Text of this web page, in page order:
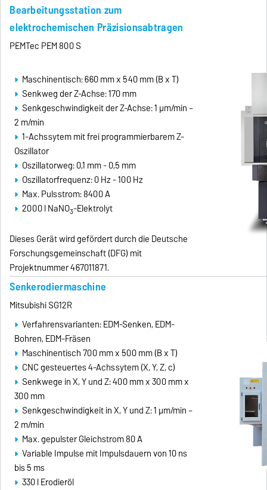
Bearbeitungsstation zum
elektrochemischen Präzisionsabtragen
PEMTec PEM 800 S
Maschinentisch: 660 mm x 540 mm (B x T)
Senkweg der Z-Achse: 170 mm
Senkgeschwindigkeit der Z-Achse: 1 µm/min –
2 m/min
1-Achssytem mit frei programmierbarem Z-
Oszillator
Oszillatorweg: 0,1 mm - 0,5 mm
Oszillatorfrequenz: 0 Hz - 100 Hz
Max. Pulsstrom: 8400 A
2000 l NaNO3-Elektrolyt
Dieses Gerät wird gefördert durch die Deutsche
Forschungsgemeinschaft (DFG) mit
Projektnummer 467011871.
Senkerodiermaschine
Mitsubishi SG12R
Verfahrensvarianten: EDM-Senken, EDM-
Bohren, EDM-Fräsen
Maschinentisch 700 mm x 500 mm (B x T)
CNC gesteuertes 4-Achssytem (X, Y, Z, c)
Senkwege in X, Y und Z: 400 mm x 300 mm x
300 mm
Senkgeschwindigkeit in X, Y und Z: 1 µm/min –
2 m/min
Max. gepulster Gleichstrom 80 A
Variable Impulse mit Impulsdauern von 10 ns
bis 5 ms
330 l Erodieröl